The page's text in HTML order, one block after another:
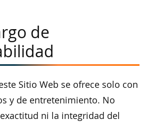
de
Sitio Web se ofrece solo con
y de entretenimiento. No
ni la integridad del